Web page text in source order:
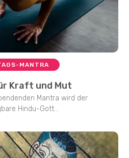
MANTRA
Kraft und Mut
Mantra wird der
Hindu-Gott...